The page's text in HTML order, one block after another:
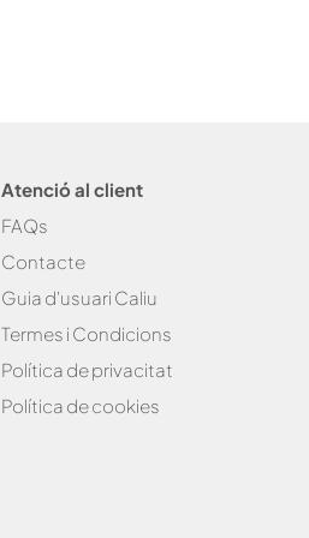
Atenció al client
FAQs
Contacte
Guia d'usuari Caliu
Termes i Condicions
Política de privacitat
Política de cookies